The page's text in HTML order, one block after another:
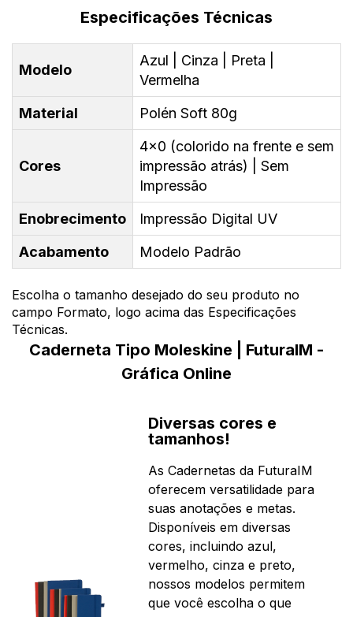
Especificações Técnicas
Modelo
Azul | Cinza | Preta |
Vermelha
Material
Polén Soft 80g
Cores
4x0 (colorido na frente e sem
impressão atrás) | Sem
Impressão
Enobrecimento
Impressão Digital UV
Acabamento
Modelo Padrão
Escolha o tamanho desejado do seu produto no
campo Formato, logo acima das Especificações
Técnicas.
Caderneta Tipo Moleskine | FuturaIM -
Gráfica Online
Diversas cores e
tamanhos!
As Cadernetas da FuturaIM
oferecem versatilidade para
suas anotações e metas.
Disponíveis em diversas
cores, incluindo azul,
vermelho, cinza e preto,
nossos modelos permitem
que você escolha o que